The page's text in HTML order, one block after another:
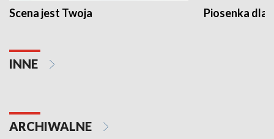
Scena jest Twoja Piosenka dla
INNE
ARCHIWALNE